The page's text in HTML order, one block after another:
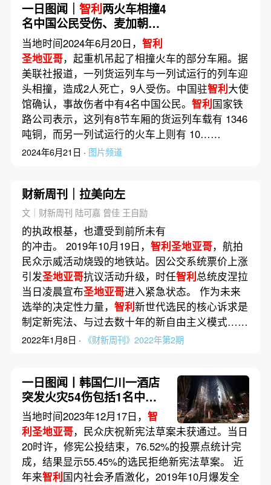
一日图闻｜ 智利两火车相撞4
名中国公民受伤、麦加朝觐
期间死亡人数破千半数因酷
热
当地时间2024年6月20日， 智利
圣地亚哥，起重机吊起了相撞火车的部分车厢。据
美联社报道，一列货运列车与一列试运行的列车迎
头相撞，造成2人死亡，9人受伤。中国驻智利大使
馆确认，事故伤者中有4名中国公民。 智利国家铁
路公司表示，这列有8节车厢的货运列车载有 1346
吨铜，而另一列试运行的火车上则有 10……
2024年6月21日 · 图片频道
财新周刊｜拉美向左
文｜财新周刊 陆可嘉 曾佳 王自励
的执政根基，也遭受到前所未有
的冲击。 2019年10月19日， 智利圣地亚哥，航拍
民众示威活动烧毁的地铁站。因公交系统票价上涨
引发圣地亚哥抗议活动升级，时任智利总统皮涅拉
当日凌晨宣布圣地亚哥进入紧急状态。 作为未来
选举的决定性力量， 智利新世代选民的核心诉求是
制定新宪法、与过去数十年的新自由主义模式……
2022年1月8日 · 《财新周刊》2022年第2期
一日图闻丨韩国仁川一酒店
突发火灾54伤包括1名中国
人 澳大利亚昆士兰州洪水过
境鳄鱼出逃
当地时间2023年12月17日， 智
利圣地亚哥，民众庆祝新宪法草案未获通过。当日
20时许，修宪公投结束，76.52%的投票点统计完
成，结果显示55.45%的选民拒绝新宪法草案。 近
年来智利国内社会矛盾激化，2019年10月爆发全